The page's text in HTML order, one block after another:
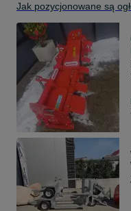
Jak pozycjonowane są